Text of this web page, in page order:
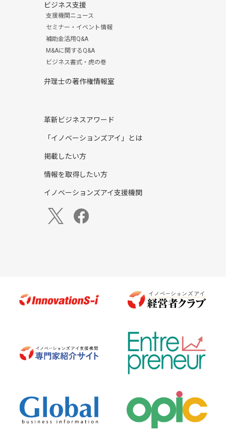
ビジネス支援
支援機関ニュース
セミナー・イベント情報
補助金活用Q&A
M&Aに関するQ&A
ビジネス書式・虎の巻
弁理士の著作権情報室
革新ビジネスアワード
「イノベーションズアイ」とは
掲載したい方
情報を取得したい方
イノベーションズアイ支援機関